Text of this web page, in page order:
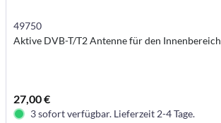
49750
Aktive DVB-T/T2 Antenne für den Innenbereich
27,00 €
3 sofort verfügbar. Lieferzeit 2-4 Tage.